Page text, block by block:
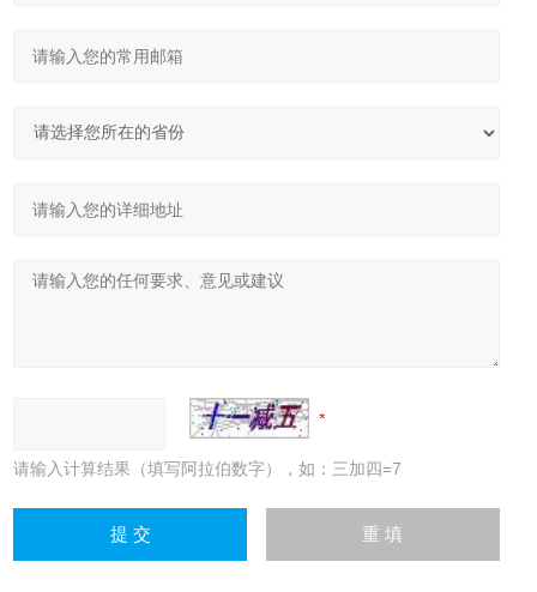
请输入计算结果（填写阿拉伯数字），如：三加四=7